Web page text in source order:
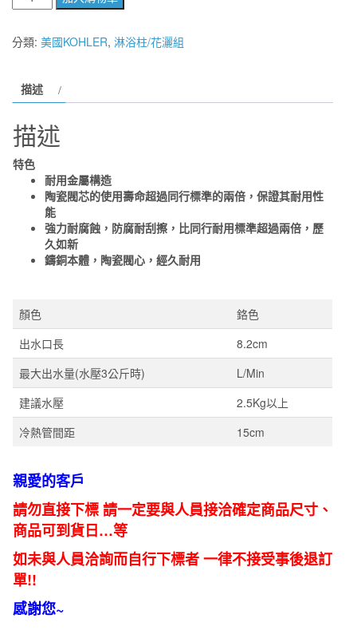
室
衛
浴】
Singulier
牆
灑
CP
數
量
分類: 美國KOHLER, 淋浴柱/花灑組
描述
描述
特色
耐用金屬構造
陶瓷閥芯的使用壽命超過同行標準的兩倍，保證其耐用性
能
強力耐腐蝕，防腐耐刮擦，比同行耐用標準超過兩倍，歷
久如新
鑄銅本體，陶瓷閥心，經久耐用
顏色
鉻色
出水口長
8.2cm
最大出水量(水壓3公斤時)
L/Min
建議水壓
2.5Kg以上
冷熱管間距
15cm
親愛的客戶
請勿直接下標 請一定要與人員接洽確定商品尺寸、
商品可到貨日…等
如未與人員洽詢而自行下標者 一律不接受事後退訂
單!!
感謝您~